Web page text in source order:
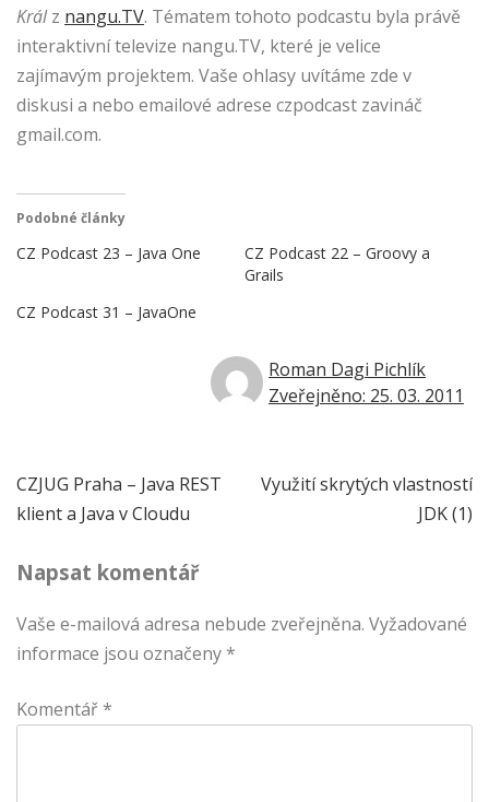
Králz nangu.TV. Tématem tohoto podcastu byla právě
interaktivní televize nangu.TV, které je velice
zajímavým projektem. Vaše ohlasy uvítáme zde v
diskusi a nebo emailové adrese czpodcast zavináč
gmail.com.
Podobné články
CZ Podcast 23 – Java One
CZ Podcast 22 – Groovy a
Grails
CZ Podcast 31 – JavaOne
Roman Dagi Pichlík
Zveřejněno: 25. 03. 2011
Navigace
příspěvek
CZJUG Praha – Java REST
klient a Java v Cloudu
Využití skrytých vlastností
JDK (1)
Napsat komentář
Vaše e-mailová adresa nebude zveřejněna. Vyžadované
informace jsou označeny *
Komentář *